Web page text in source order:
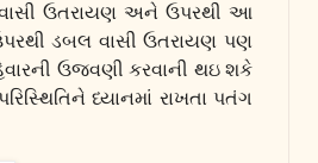
ઉતરાયણ અને ઉપરથી આ
ડબલ વાસી ઉતરાયણ પણ
ઉજવણી કરવાની થઇ શકે
ધ્યાનમાં રાખતા પતંગ